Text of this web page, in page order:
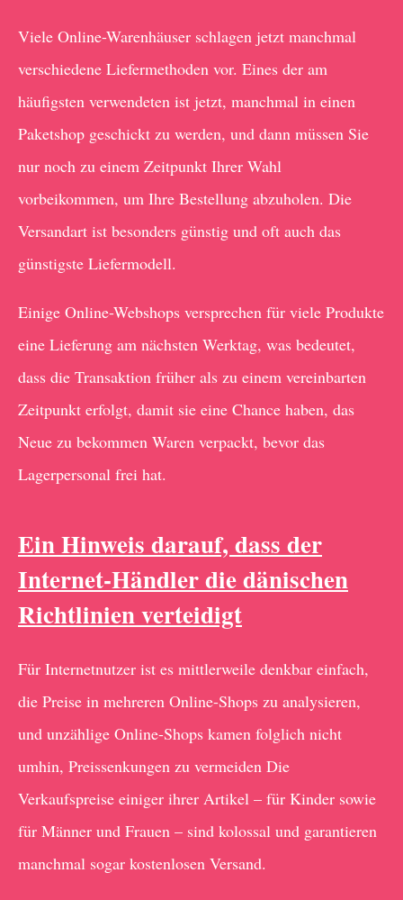
Viele Online-Warenhäuser schlagen jetzt manchmal
verschiedene Liefermethoden vor. Eines der am
häufigsten verwendeten ist jetzt, manchmal in einen
Paketshop geschickt zu werden, und dann müssen Sie
nur noch zu einem Zeitpunkt Ihrer Wahl
vorbeikommen, um Ihre Bestellung abzuholen. Die
Versandart ist besonders günstig und oft auch das
günstigste Liefermodell.
Einige Online-Webshops versprechen für viele Produkte
eine Lieferung am nächsten Werktag, was bedeutet,
dass die Transaktion früher als zu einem vereinbarten
Zeitpunkt erfolgt, damit sie eine Chance haben, das
Neue zu bekommen Waren verpackt, bevor das
Lagerpersonal frei hat.
Ein Hinweis darauf, dass der
Internet-Händler die dänischen
Richtlinien verteidigt
Für Internetnutzer ist es mittlerweile denkbar einfach,
die Preise in mehreren Online-Shops zu analysieren,
und unzählige Online-Shops kamen folglich nicht
umhin, Preissenkungen zu vermeiden Die
Verkaufspreise einiger ihrer Artikel – für Kinder sowie
für Männer und Frauen – sind kolossal und garantieren
manchmal sogar kostenlosen Versand.